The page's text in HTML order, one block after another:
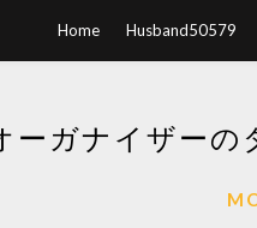
Home Husband50579
ーガナイザーの